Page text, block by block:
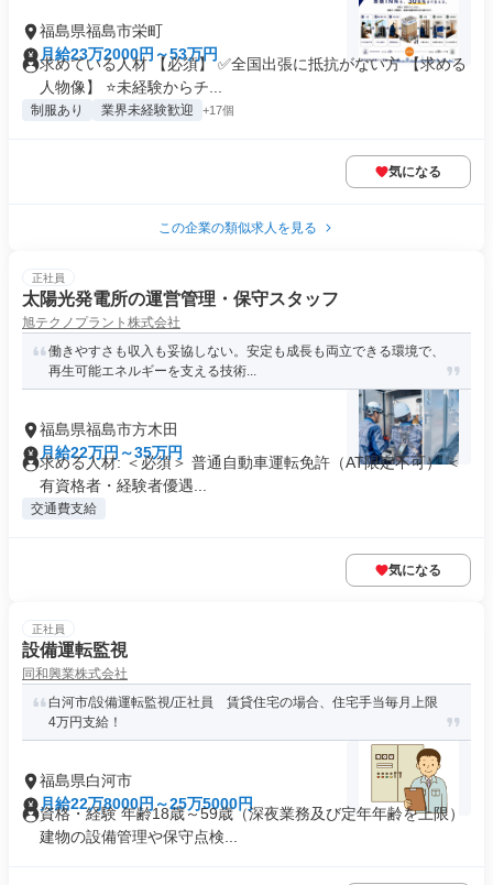
福島県福島市栄町
月給23万2000円～53万円
求めている人材 【必須】 ✅全国出張に抵抗がない方 【求める
人物像】 ⭐未経験からチ...
制服あり 業界未経験歓迎 +17個
気になる
この企業の類似求人を見る
正社員
太陽光発電所の運営管理・保守スタッフ
旭テクノプラント株式会社
働きやすさも収入も妥協しない。安定も成長も両立できる環境で、
再生可能エネルギーを支える技術...
福島県福島市方木田
月給22万円～35万円
求める人材: ＜必須＞ 普通自動車運転免許（AT限定不可） ＜
有資格者・経験者優遇...
交通費支給
気になる
正社員
設備運転監視
同和興業株式会社
白河市/設備運転監視/正社員 賃貸住宅の場合、住宅手当毎月上限
4万円支給！
福島県白河市
月給22万8000円～25万5000円
資格・経験 年齢18歳～59歳（深夜業務及び定年年齢を上限）
建物の設備管理や保守点検...